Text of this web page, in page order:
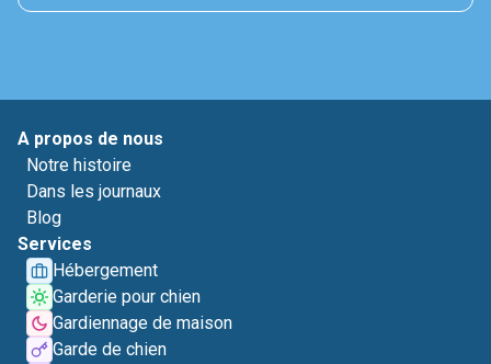
A propos de nous
Notre histoire
Dans les journaux
Blog
Services
Hébergement
Garderie pour chien
Gardiennage de maison
Garde de chien